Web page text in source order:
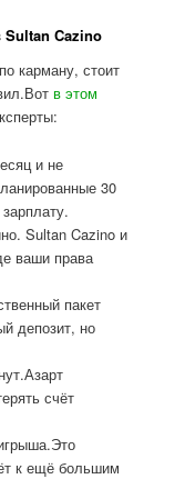
Cazino
карману, стоит
в этом
и не
30
Sultan Cazino и
ваши права
пакет
депозит, но
счёт
к ещё большим